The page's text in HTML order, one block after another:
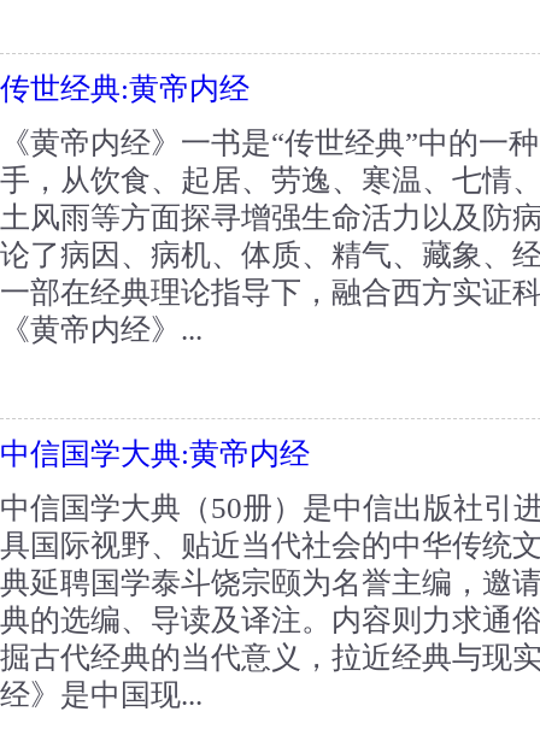
传世经典:黄帝内经
《黄帝内经》一书是“传世经典”中的一
手，从饮食、起居、劳逸、寒温、七情
土风雨等方面探寻增强生命活力以及防
论了病因、病机、体质、精气、藏象、
一部在经典理论指导下，融合西方实证
《黄帝内经》...
中信国学大典:黄帝内经
中信国学大典（50册）是中信出版社引
具国际视野、贴近当代社会的中华传统
典延聘国学泰斗饶宗颐为名誉主编，邀
典的选编、导读及译注。内容则力求通
掘古代经典的当代意义，拉近经典与现
经》是中国现...